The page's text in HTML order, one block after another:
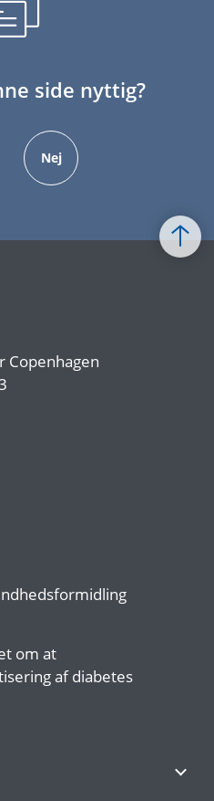
side nyttig?
Nej
Copenhagen
om at
af diabetes